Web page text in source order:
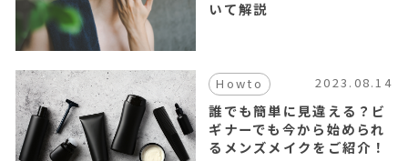
いて解説
Howto 2023.08.14
誰でも簡単に見違える？ビ
ギナーでも今から始められ
るメンズメイクをご紹介！